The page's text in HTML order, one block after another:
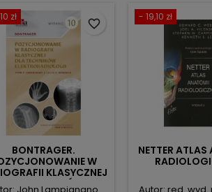
zł
BONTRAGER.
W
KLASYCZNEJ
DLA TECHNIKÓW
favorite_border
- 19,10 zł
NETTER